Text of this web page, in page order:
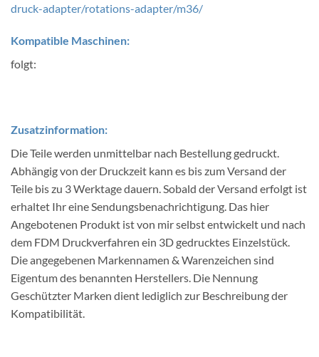
druck-adapter/rotations-adapter/m36/
Kompatible Maschinen:
folgt:
Zusatzinformation:
Die Teile werden unmittelbar nach Bestellung gedruckt.
Abhängig von der Druckzeit kann es bis zum Versand der
Teile bis zu 3 Werktage dauern. Sobald der Versand erfolgt ist
erhaltet Ihr eine Sendungsbenachrichtigung. Das hier
Angebotenen Produkt ist von mir selbst entwickelt und nach
dem FDM Druckverfahren ein 3D gedrucktes Einzelstück.
Die angegebenen Markennamen & Warenzeichen sind
Eigentum des benannten Herstellers. Die Nennung
Geschützter Marken dient lediglich zur Beschreibung der
Kompatibilität.